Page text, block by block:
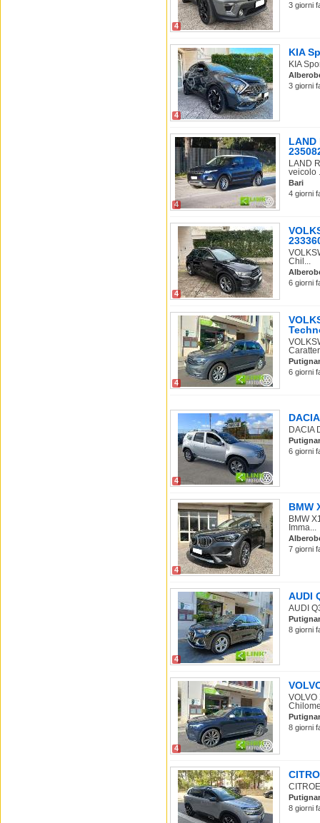
4
3 giorni
4
KIA
KIA
3 giorni
4
LAND
LAND
veicolo
Bari
4 giorni
4
Chil...
6 giorni
4
6 giorni
4
DACIA
6 giorni
4
BMW
BMW
Imma...
7 giorni
4
AUDI
AUDI
8 giorni
4
8 giorni
8 giorni